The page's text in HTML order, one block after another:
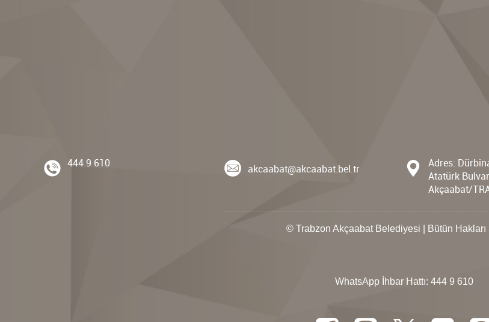
444 9 610 akcaabat@akcaabat.bel.tr
Adres:
Atatürk
Akçaabat/
© Trabzon Akçaabat Belediyesi | Bütün Hakları
WhatsApp İhbar Hattı: 444 9 610